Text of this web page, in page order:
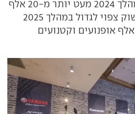
היבואנית, נמכרו במהלך 2024 מעט יותר מ-20 אלף
כלים, ולהערכתה השוק צפוי לגדול במהלך 2025
ב-5% נוספים ל-21 אלף אופנועים וקטנועים